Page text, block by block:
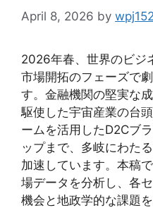
April 8, 2026 by
2026年春、世界のビジ
市場開拓のフェーズで
す。金融機関の堅実な
駆使した宇宙産業の台
ームを活用したD2Cブ
ップまで、多岐にわた
加速しています。本稿
場データを分析し、各
機会と地政学的な課題を